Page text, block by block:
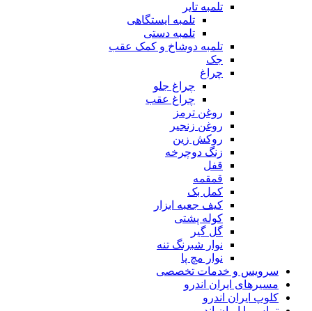
تلمبه تایر
تلمبه ایستگاهی
تلمبه دستی
تلمبه دوشاخ و کمک عقب
جک
چراغ
چراغ جلو
چراغ عقب
روغن ترمز
روغن زنجیر
روکش زین
زنگ دوچرخه
قفل
قمقمه
کمل بک
کیف جعبه ابزار
کوله پشتی
گل گیر
نوار شبرنگ تنه
نوار مچ پا
سرویس و خدمات تخصصی
مسیرهای ایران اندرو
کلوپ ایران اندرو